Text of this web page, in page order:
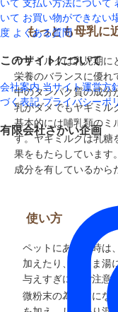
いて 支払い方法について
いて お買い物ができない
度 よくある質問
このサイトについて
会社案内 当サイト運営方
づく表記 プライバシーポ
有限会社さかい企画
もっとも母乳に
ヤギミルクは乳児期に
栄養のバランスに優れ
中のタンパク質の成分
乳がダメでもヤギミル
基本的には哺乳類のミ
す。ヤギミルクは乳糖
果をもたらしています
成分を有しているから
使い方
ペットにあげる時は
加えたり、ぬるま湯
与えすぎにはご注意
微粉末の為ダマにな